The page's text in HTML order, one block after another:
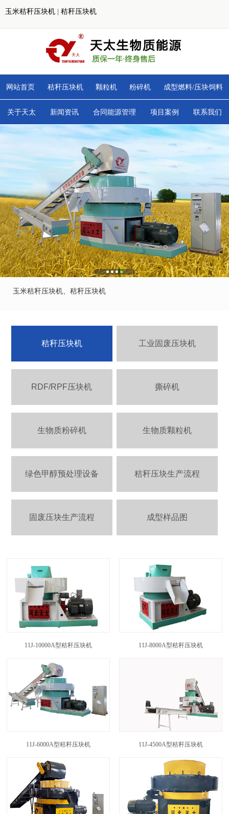
玉米秸秆压块机 秸秆压块机
网站首页 秸秆压块机 颗粒机 粉碎机 成型燃料/压块饲料
关于天太 新闻资讯 合同能源管理 项目案例 联系我们
玉米秸秆压块机、秸秆压块机
秸秆压块机 工业固废压块机
RDF/RPF压块机 撕碎机
生物质粉碎机 生物质颗粒机
绿色甲醇预处理设备 秸秆压块生产流程
固废压块生产流程 成型样品图
11J-10000A型秸秆压块机 11J-8000A型秸秆压块机
11J-6000A型秸秆压块机 11J-4500A型秸秆压块机